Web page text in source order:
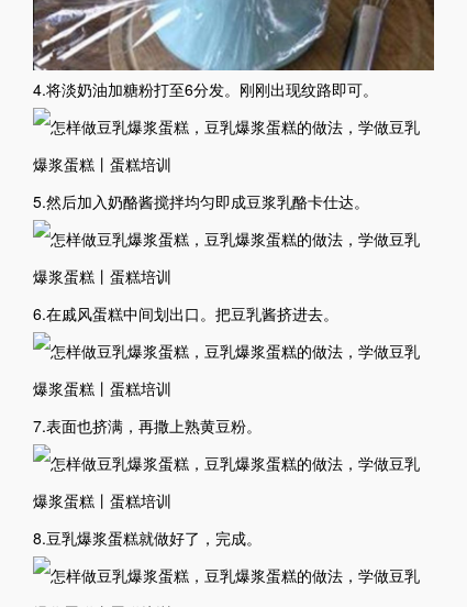
4.将淡奶油加糖粉打至6分发。刚刚出现纹路即可。
5.然后加入奶酪酱搅拌均匀即成豆浆乳酪卡仕达。
6.在戚风蛋糕中间划出口。把豆乳酱挤进去。
7.表面也挤满，再撒上熟黄豆粉。
8.豆乳爆浆蛋糕就做好了，完成。